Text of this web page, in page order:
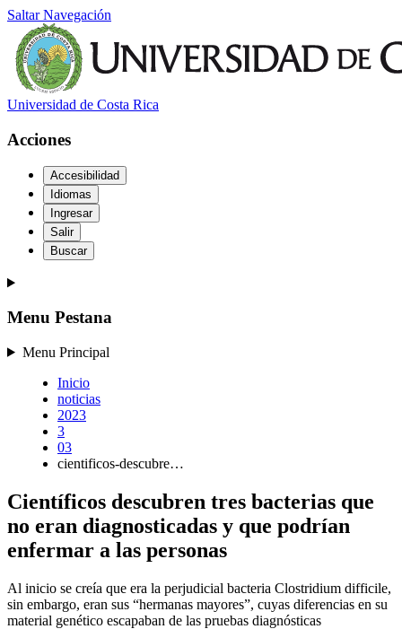
Saltar Navegación
Universidad de Costa Rica
Acciones
Accesibilidad
Idiomas
Ingresar
Salir
Buscar
Menu Pestana
Menu Principal
Inicio
noticias
2023
3
03
cientificos-descubre…
Científicos descubren tres bacterias que
no eran diagnosticadas y que podrían
enfermar a las personas
Al inicio se creía que era la perjudicial bacteria Clostridium difficile,
sin embargo, eran sus “hermanas mayores”, cuyas diferencias en su
material genético escapaban de las pruebas diagnósticas